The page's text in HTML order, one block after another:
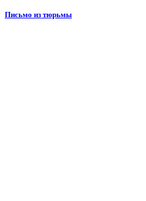
Письмо из тюрьмы